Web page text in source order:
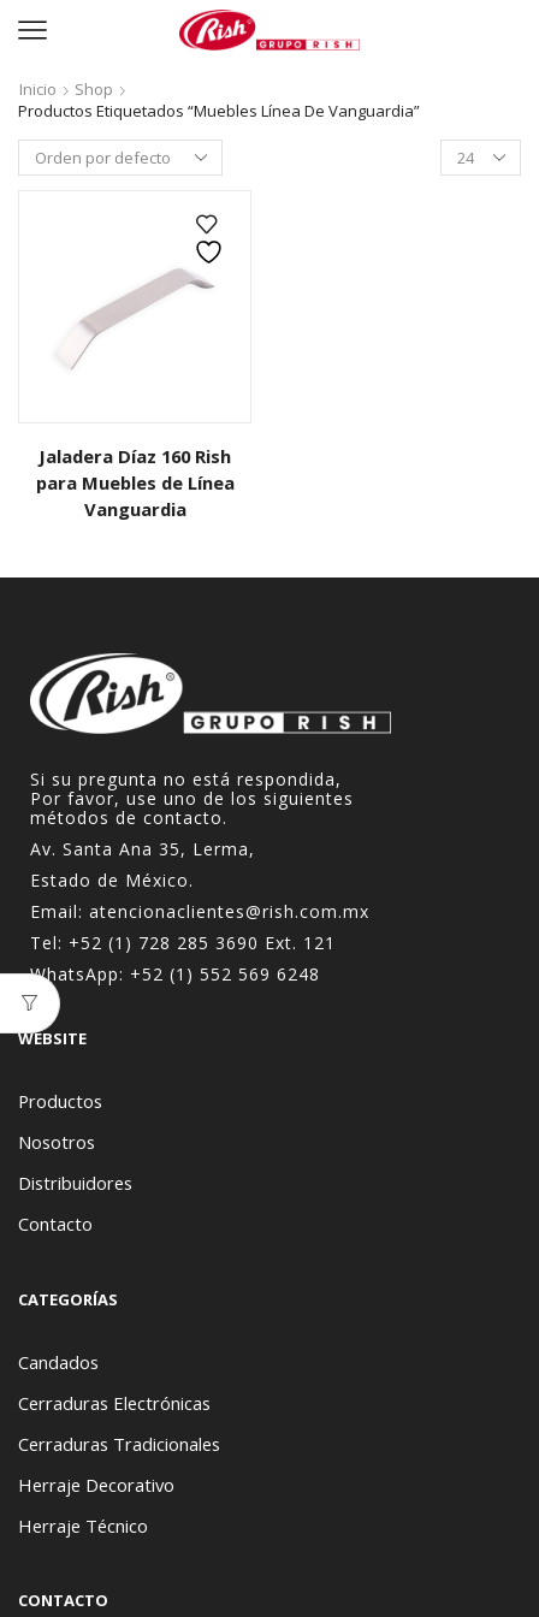
Inicio
Shop
Productos Etiquetados “Muebles Línea De Vanguardia”
Productos
per
Jaladera Díaz 160 Rish
para Muebles de Línea
Vanguardia
Si su pregunta no está respondida,
Por favor, use uno de los siguientes
métodos de contacto.
Av. Santa Ana 35, Lerma,
Estado de México.
Email: atencionaclientes@rish.com.mx
Tel: +52 (1) 728 285 3690 Ext. 121
WhatsApp: +52 (1) 552 569 6248
WEBSITE
Productos
Nosotros
Distribuidores
Contacto
CATEGORÍAS
Candados
Cerraduras Electrónicas
Cerraduras Tradicionales
Herraje Decorativo
Herraje Técnico
CONTACTO